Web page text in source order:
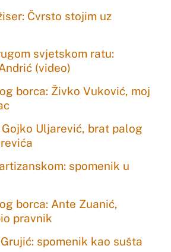
Čvrsto stojim uz
svjetskom ratu:
(video)
borca: Živko Vuković, moj
Uljarević, brat palog
spomenik u
borca: Ante Zuanić,
pravnik
spomenik kao sušta